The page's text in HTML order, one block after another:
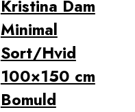
Kristina Dam
Minimal
Sort/Hvid
100×150 cm
Bomuld